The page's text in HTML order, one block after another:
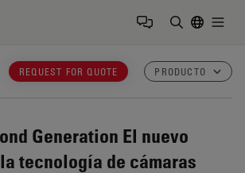
Logo
REQUEST FOR QUOTE PRODUCTO
Generation El nuevo
tecnología de cámaras